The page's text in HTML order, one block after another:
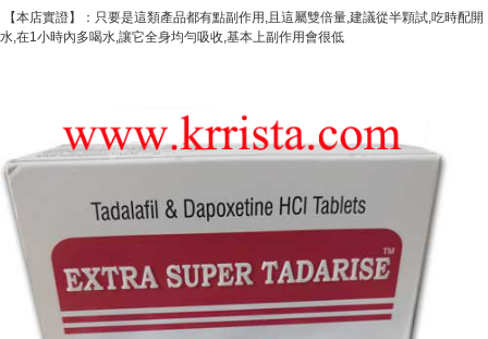
【本店實證】：只要是這類產品都有點副作用,且這屬雙倍量,建議從半顆試,吃時配開
水,在1小時內多喝水,讓它全身均勻吸收,基本上副作用會很低